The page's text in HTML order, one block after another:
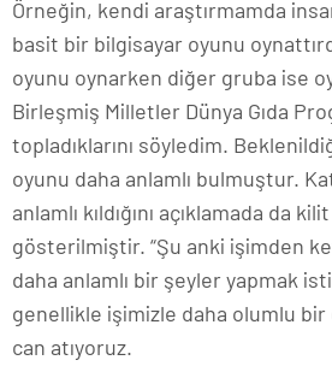
Örneğin, kendi araştırmamda
basit bir bilgisayar oyunu
oyunu oynarken diğer gruba ise
Birleşmiş Milletler Dünya Gıda
topladıklarını söyledim.
oyunu daha anlamlı bulmuştur.
anlamlı kıldığını açıklamada da
gösterilmiştir. “Şu anki işimden
daha anlamlı bir şeyler yapmak
genellikle işimizle daha olumlu
can atıyoruz.